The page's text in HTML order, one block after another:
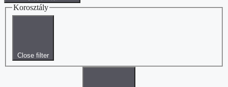
Korosztály
Close filter